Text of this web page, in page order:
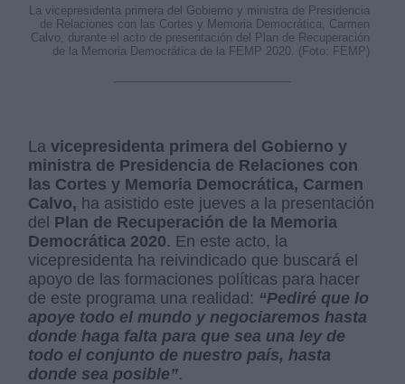
La vicepresidenta primera del Gobierno y ministra de Presidencia
de Relaciones con las Cortes y Memoria Democrática, Carmen
Calvo, durante el acto de presentación del Plan de Recuperación
de la Memoria Democrática de la FEMP 2020. (Foto: FEMP)
Lavicepresidenta primera del Gobierno y
ministra de Presidencia de Relaciones con
las Cortes y Memoria Democrática, Carmen
Calvo, ha asistido este jueves a la presentación
del Plan de Recuperación de la Memoria
Democrática 2020. En este acto, la
vicepresidenta ha reivindicado que buscará el
apoyo de las formaciones políticas para hacer
de este programa una realidad: “Pediré que lo
apoye todo el mundo y negociaremos hasta
donde haga falta para que sea una ley de
todo el conjunto de nuestro país, hasta
donde sea posible”.